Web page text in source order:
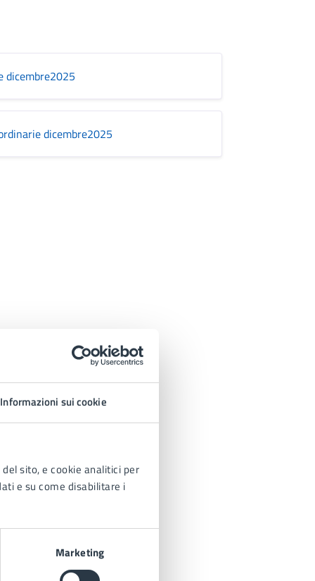
Informazioni sui cookie
sito, e cookie analitici per
e su come disabilitare i
Marketing
dicembre2025
dicembre2025